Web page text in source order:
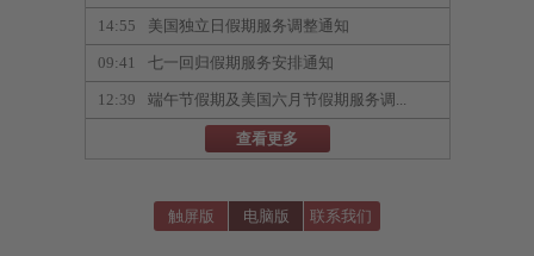
14:55 美国独立日假期服务调整通知
09:41 七一回归假期服务安排通知
12:39 端午节假期及美国六月节假期服务调...
查看更多
触屏版 电脑版 联系我们